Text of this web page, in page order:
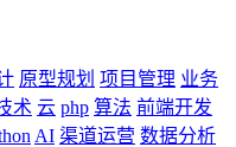
原型规划 项目管理 业务
术 云 php 算法 前端开发
AI 渠道运营 数据分析